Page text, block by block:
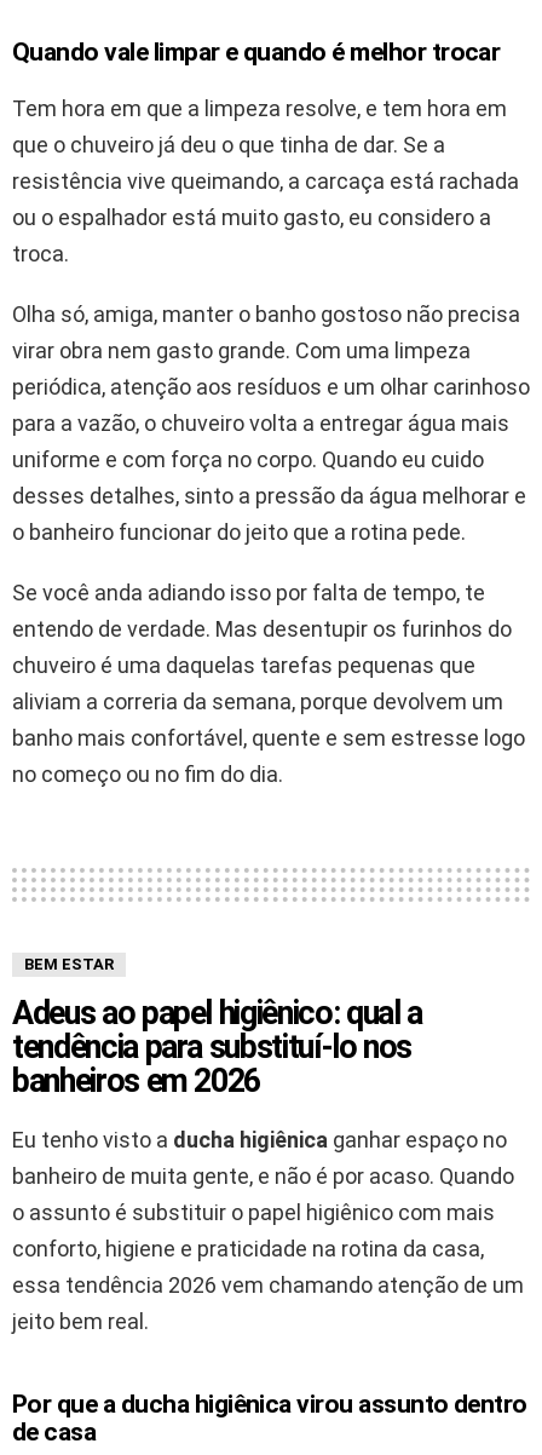
Quando vale limpar e quando é melhor trocar
Tem hora em que a limpeza resolve, e tem hora em
que o chuveiro já deu o que tinha de dar. Se a
resistência vive queimando, a carcaça está rachada
ou o espalhador está muito gasto, eu considero a
troca.
Olha só, amiga, manter o banho gostoso não precisa
virar obra nem gasto grande. Com uma limpeza
periódica, atenção aos resíduos e um olhar carinhoso
para a vazão, o chuveiro volta a entregar água mais
uniforme e com força no corpo. Quando eu cuido
desses detalhes, sinto a pressão da água melhorar e
o banheiro funcionar do jeito que a rotina pede.
Se você anda adiando isso por falta de tempo, te
entendo de verdade. Mas desentupir os furinhos do
chuveiro é uma daquelas tarefas pequenas que
aliviam a correria da semana, porque devolvem um
banho mais confortável, quente e sem estresse logo
no começo ou no fim do dia.
BEM ESTAR
Adeus ao papel higiênico: qual a
tendência para substituí-lo nos
banheiros em 2026
Eu tenho visto a ducha higiênica ganhar espaço no
banheiro de muita gente, e não é por acaso. Quando
o assunto é substituir o papel higiênico com mais
conforto, higiene e praticidade na rotina da casa,
essa tendência 2026 vem chamando atenção de um
jeito bem real.
Por que a ducha higiênica virou assunto dentro
de casa